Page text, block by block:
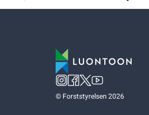
©Forststyrelsen 2026